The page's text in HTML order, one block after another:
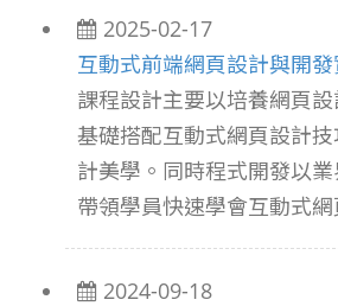
2025-02-17
互動式前端網頁設計與開
課程設計主要以培養網頁
基礎搭配互動式網頁設計
計美學。同時程式開發以
帶領學員快速學會互動式網
2024-09-18